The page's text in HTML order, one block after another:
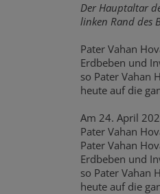
Der Hauptaltar
linken Rand des
Pater Vahan
Erdbeben und
so Pater Vahan
heute auf die
Am 24. April
Pater Vahan
Pater Vahan
Erdbeben und
so Pater Vahan
heute auf die